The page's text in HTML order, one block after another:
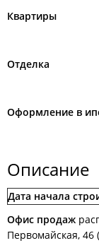
Квартиры
Отделка
Оформление в
Описание
Дата начала
Офис продаж
Первомайская, 46